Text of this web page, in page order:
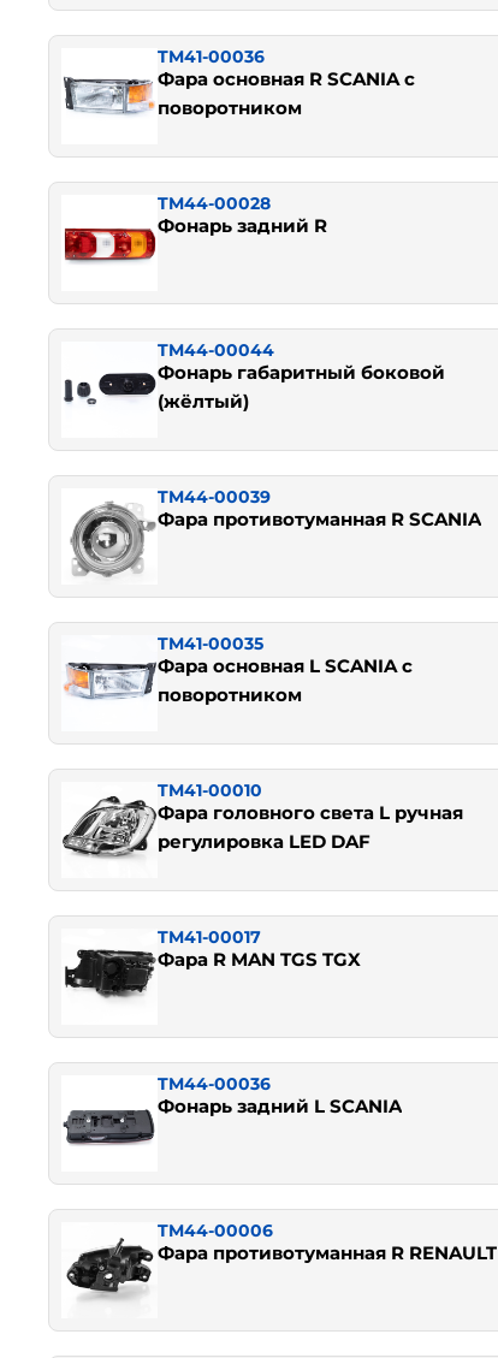
TM41-00036
Фара основная R SCANIA c
поворотником
TM44-00028
Фонарь задний R
TM44-00044
Фонарь габаритный боковой
(жёлтый)
TM44-00039
Фара противотуманная R SCANIA
TM41-00035
Фара основная L SCANIA c
поворотником
TM41-00010
Фара головного света L ручная
регулировка LED DAF
TM41-00017
Фара R MAN TGS TGX
TM44-00036
Фонарь задний L SCANIA
TM44-00006
Фара противотуманная R RENAULT